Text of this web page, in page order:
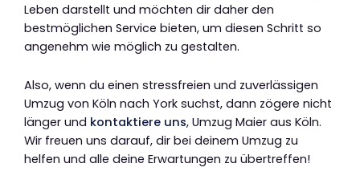
Leben darstellt und möchten dir daher den
bestmöglichen Service bieten, um diesen Schritt so
angenehm wie möglich zu gestalten.
Also, wenn du einen stressfreien und zuverlässigen
Umzug von Köln nach York suchst, dann zögere nicht
länger und kontaktiere uns, Umzug Maier aus Köln.
Wir freuen uns darauf, dir bei deinem Umzug zu
helfen und alle deine Erwartungen zu übertreffen!